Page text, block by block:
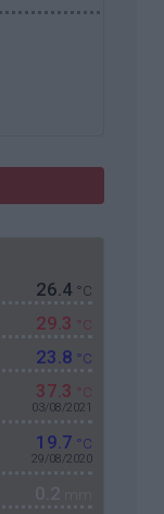
26.4 °C
29.3 °C
23.8 °C
37.3 °C
03/08/2021
19.7 °C
29/08/2020
0.2 mm